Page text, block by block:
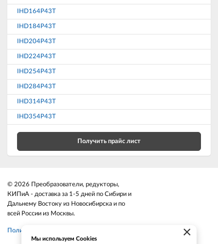
IHD164P43T
IHD184P43T
IHD204P43T
IHD224P43T
IHD254P43T
IHD284P43T
IHD314P43T
IHD354P43T
Получить прайс лист
© 2026 Преобразователи, редукторы,
КИПиА - доставка за 1-5 дней по Сибири и
Дальнему Востоку из Новосибирска и по
всей России из Москвы.
Политика конфиденциальности ×
Мы используем Cookies